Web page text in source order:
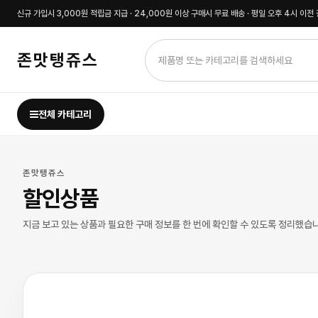
신규 가입시 3,000원 적립금 지급 · 24,000원 이상 구매시 무료 배송 · 평일 오후 4시 이전
존맛탱쥬스
전체 카테고리
존맛탱쥬스
할인상품
지금 보고 있는 상품과 필요한 구매 정보를 한 번에 확인할 수 있도록 정리했습